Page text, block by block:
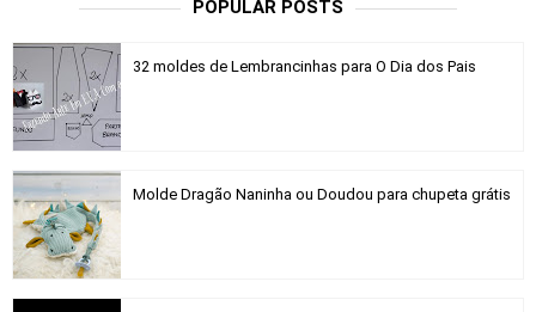
POPULAR POSTS
32 moldes de Lembrancinhas para O Dia dos Pais
Molde Dragão Naninha ou Doudou para chupeta grátis